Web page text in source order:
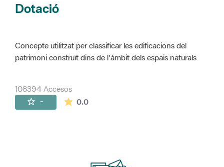
Dotació
Concepte utilitzat per classificar les edificacions del
patrimoni construït dins de l'àmbit dels espais naturals
108394 Accesos
- 0.0La valoración media es de 0 estrellas de